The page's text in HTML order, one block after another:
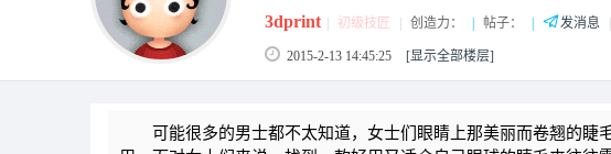
3dprint 初级技匠 创造力： 帖子： 发消息
2015-2-13 14:45:25 [显示全部楼层]
可能很多的男士都不太知道，女士们眼睛上那美丽而卷翘的睫